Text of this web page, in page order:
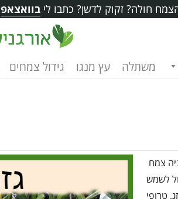
חולה? זקוק לדשן? כתבו לי בוואצאפ
משתלה עץ מנגו גידול צמחים
צמח
לשמש
טרופי